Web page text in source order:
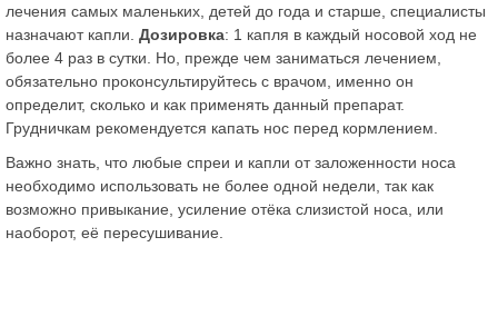
лечения самых маленьких, детей до года и старше, специалисты
назначают капли. Дозировка: 1 капля в каждый носовой ход не
более 4 раз в сутки. Но, прежде чем заниматься лечением,
обязательно проконсультируйтесь с врачом, именно он
определит, сколько и как применять данный препарат.
Грудничкам рекомендуется капать нос перед кормлением.
Важно знать, что любые спреи и капли от заложенности носа
необходимо использовать не более одной недели, так как
возможно привыкание, усиление отёка слизистой носа, или
наоборот, её пересушивание.